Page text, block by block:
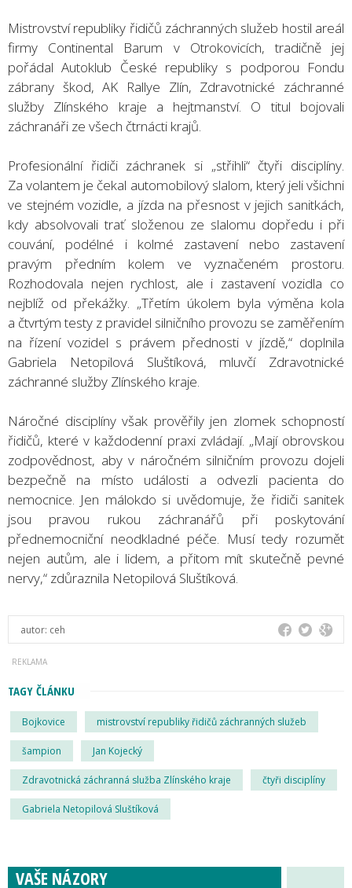
Mistrovství republiky řidičů záchranných služeb hostil areál
firmy Continental Barum v Otrokovicích, tradičně jej
pořádal Autoklub České republiky s podporou Fondu
zábrany škod, AK Rallye Zlín, Zdravotnické záchranné
služby Zlínského kraje a hejtmanství. O titul bojovali
záchranáři ze všech čtrnácti krajů.
Profesionální řidiči záchranek si „střihli“ čtyři disciplíny.
Za volantem je čekal automobilový slalom, který jeli všichni
ve stejném vozidle, a jízda na přesnost v jejich sanitkách,
kdy absolvovali trať složenou ze slalomu dopředu i při
couvání, podélné i kolmé zastavení nebo zastavení
pravým předním kolem ve vyznačeném prostoru.
Rozhodovala nejen rychlost, ale i zastavení vozidla co
nejblíž od překážky. „Třetím úkolem byla výměna kola
a čtvrtým testy z pravidel silničního provozu se zaměřením
na řízení vozidel s právem přednosti v jízdě,“ doplnila
Gabriela Netopilová Sluštíková, mluvčí Zdravotnické
záchranné služby Zlínského kraje.
Náročné disciplíny však prověřily jen zlomek schopností
řidičů, které v každodenní praxi zvládají. „Mají obrovskou
zodpovědnost, aby v náročném silničním provozu dojeli
bezpečně na místo události a odvezli pacienta do
nemocnice. Jen málokdo si uvědomuje, že řidiči sanitek
jsou pravou rukou záchranářů při poskytování
přednemocniční neodkladné péče. Musí tedy rozumět
nejen autům, ale i lidem, a přitom mít skutečně pevné
nervy,“ zdůraznila Netopilová Sluštíková.
autor: ceh
TAGY ČLÁNKU
Bojkovice mistrovství republiky řidičů záchranných služeb
šampion Jan Kojecký
Zdravotnická záchranná služba Zlínského kraje čtyři disciplíny
Gabriela Netopilová Sluštíková
VAŠE NÁZORY